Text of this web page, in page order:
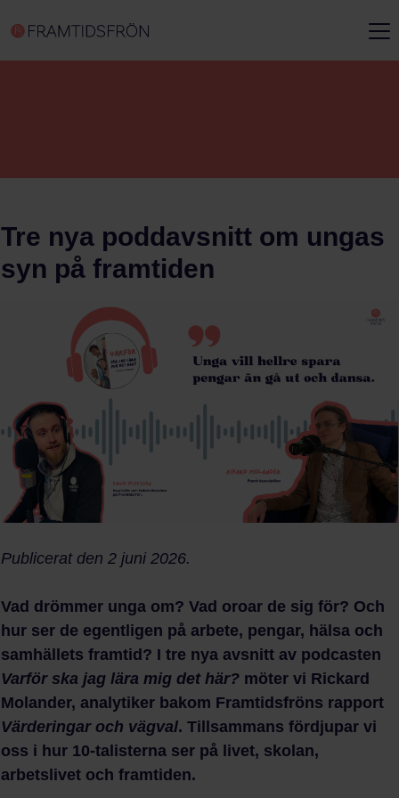
Tre nya poddavsnitt om ungas
syn på framtiden
Publicerat den 2 juni 2026.
Vad drömmer unga om? Vad oroar de sig för? Och
hur ser de egentligen på arbete, pengar, hälsa och
samhällets framtid? I tre nya avsnitt av podcasten
Varför ska jag lära mig det här? möter vi Rickard
Molander, analytiker bakom Framtidsfröns rapport
Värderingar och vägval. Tillsammans fördjupar vi
oss i hur 10-talisterna ser på livet, skolan,
arbetslivet och framtiden.